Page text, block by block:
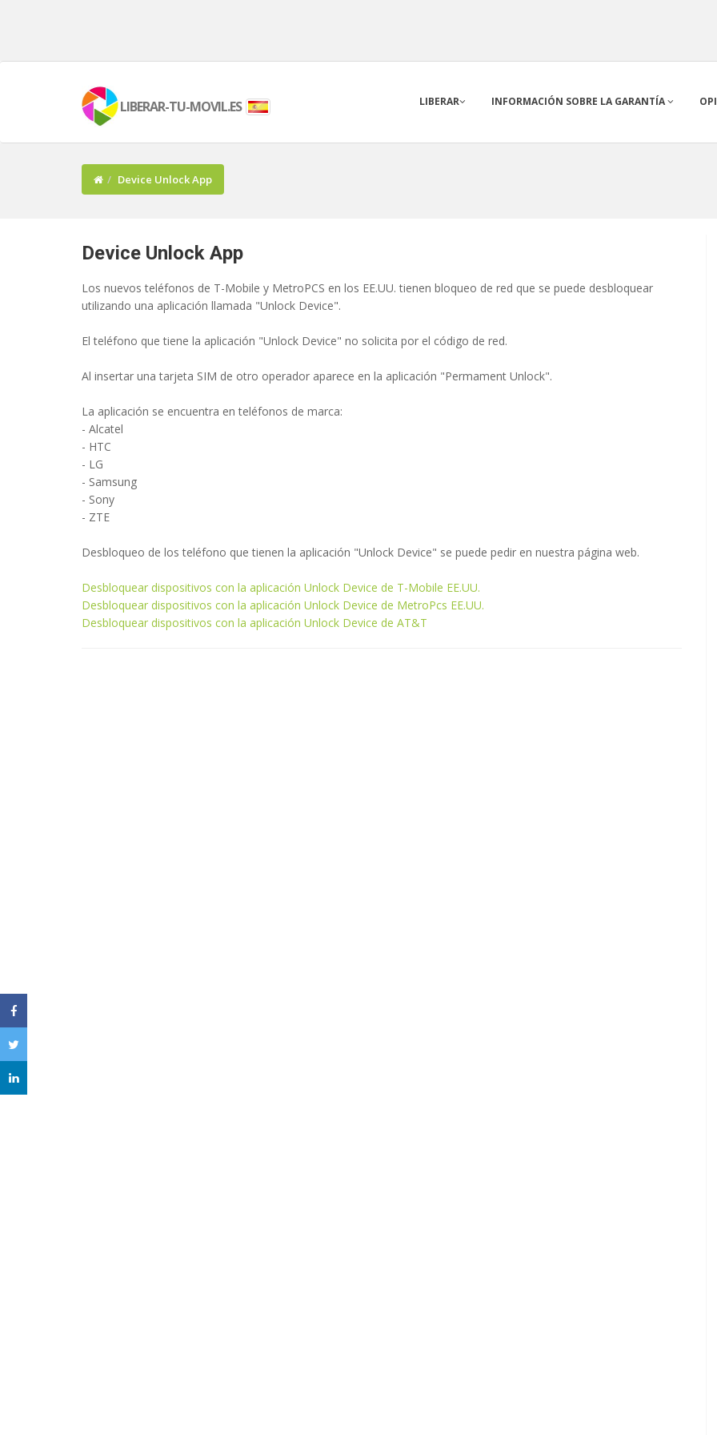
LIBERAR-TU-MOVIL.ES LIBERAR INFORMACIÓN SOBRE LA GARANTÍA
Device Unlock App
Device Unlock App
Los nuevos teléfonos de T-Mobile y MetroPCS en los EE.UU. tienen bloqueo de red que se puede desbloquear
utilizando una aplicación llamada "Unlock Device".
El teléfono que tiene la aplicación "Unlock Device" no solicita por el código de red.
Al insertar una tarjeta SIM de otro operador aparece en la aplicación "Permament Unlock".
La aplicación se encuentra en teléfonos de marca:
- Alcatel
- HTC
- LG
- Samsung
- Sony
- ZTE
Desbloqueo de los teléfono que tienen la aplicación "Unlock Device" se puede pedir en nuestra página web.
Desbloquear dispositivos con la aplicación Unlock Device de T-Mobile EE.UU.
Desbloquear dispositivos con la aplicación Unlock Device de MetroPcs EE.UU.
Desbloquear dispositivos con la aplicación Unlock Device de AT&T